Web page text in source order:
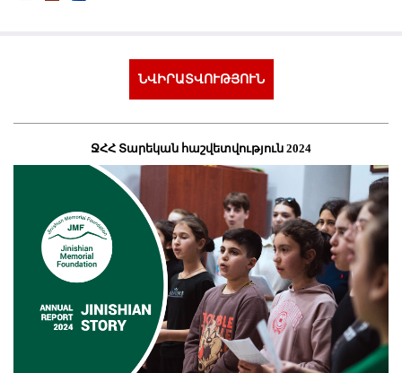
ՆՎԻՐԱՏՎՈՒԹՅՈՒՆ
ՋՀՀ Տարեկան հաշվետվություն 2024